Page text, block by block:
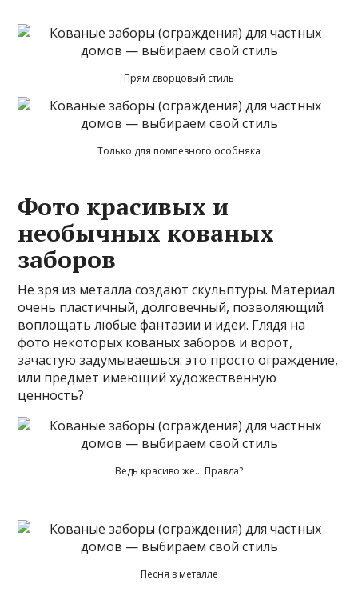
Прям дворцовый стиль
Только для помпезного особняка
Фото красивых и
необычных кованых
заборов
Не зря из металла создают скульптуры. Материал
очень пластичный, долговечный, позволяющий
воплощать любые фантазии и идеи. Глядя на
фото некоторых кованых заборов и ворот,
зачастую задумываешься: это просто ограждение,
или предмет имеющий художественную
ценность?
Ведь красиво же… Правда?
Песня в металле